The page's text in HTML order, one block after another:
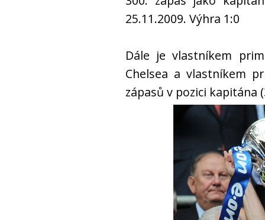
25.11.2009. Výhra 1:0
Dále je vlastníkem
Chelsea a vlastníkem
zápasů v pozici kapitána